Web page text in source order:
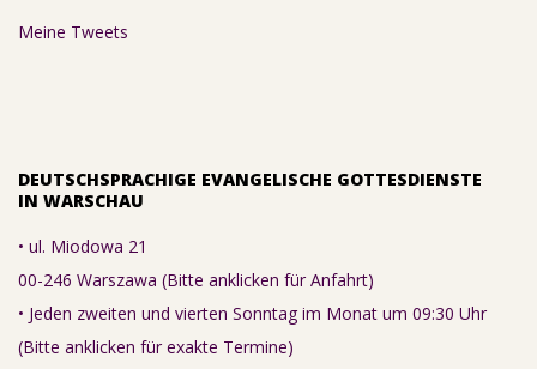
Meine Tweets
DEUTSCHSPRACHIGE EVANGELISCHE GOTTESDIENSTE
IN WARSCHAU
• ul. Miodowa 21
00-246 Warszawa (Bitte anklicken für Anfahrt)
• Jeden zweiten und vierten Sonntag im Monat um 09:30 Uhr
(Bitte anklicken für exakte Termine)